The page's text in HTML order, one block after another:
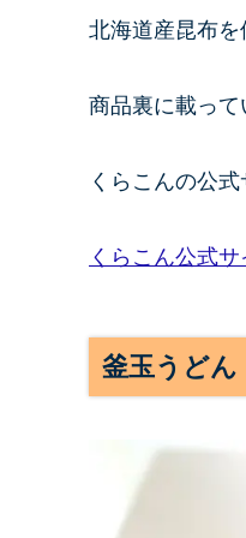
北海道産昆布を
商品裏に載っ
くらこんの公
くらこん公式サ
釜玉うどん